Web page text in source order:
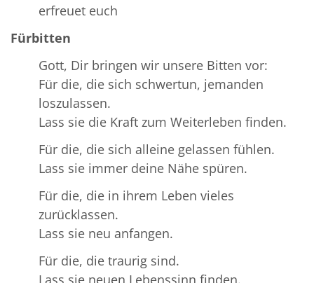
erfreuet euch
Fürbitten
Gott, Dir bringen wir unsere Bitten vor:
Für die, die sich schwertun, jemanden
loszulassen.
Lass sie die Kraft zum Weiterleben finden.
Für die, die sich alleine gelassen fühlen.
Lass sie immer deine Nähe spüren.
Für die, die in ihrem Leben vieles
zurücklassen.
Lass sie neu anfangen.
Für die, die traurig sind.
Lass sie neuen Lebenssinn finden.